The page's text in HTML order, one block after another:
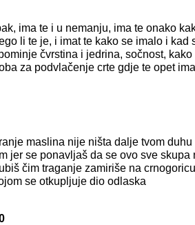
ima te i u nemanju, ima te onako
li te je, i imat te kako se imalo i kad
čvrstina i jedrina, sočnost,
za podvlačenje crte gdje te opet
maslina nije ništa dalje tvom
jer se ponavljaš da se ovo sve skupa
čim traganje zamiriše na
se otkupljuje dio odlaska